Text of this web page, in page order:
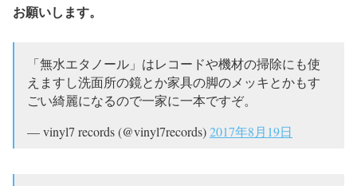
お願いします。
「無水エタノール」はレコードや機材の掃除にも使
えますし洗面所の鏡とか家具の脚のメッキとかもす
ごい綺麗になるので一家に一本ですぞ。
— vinyl7 records (@vinyl7records)2017年8月19日